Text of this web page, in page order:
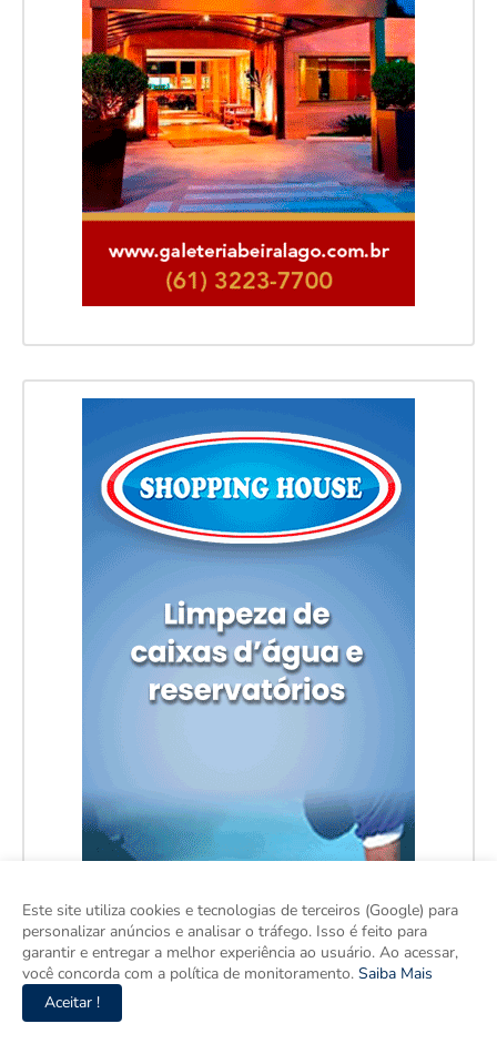
Este site utiliza cookies e tecnologias de terceiros (Google) para
personalizar anúncios e analisar o tráfego. Isso é feito para
garantir e entregar a melhor experiência ao usuário. Ao acessar,
você concorda com a política de monitoramento. Saiba Mais
Aceitar !